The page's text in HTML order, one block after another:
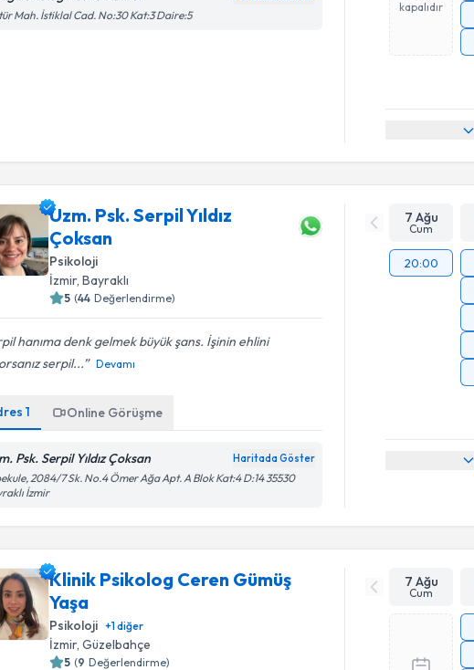
Mah. İstiklal Cad. No:30 Kat:3 Daire:5
kapalıdır
Uzm. Psk. Serpil Yıldız
Çoksan
Psikoloji
İzmir, Bayraklı
5 (44 Değerlendirme)
hanıma denk gelmek büyük şans. İşinin ehlini
serpil...
Devamı
1 Online Görüşme
Psk. Serpil Yıldız Çoksan Haritada Göster
2084/7 Sk. No.4 Ömer Ağa Apt. A Blok Kat:4 D:14 35530
İzmir
7 Ağu
Cum
20:00
Klinik Psikolog Ceren Gümüş
Yaşa
Psikoloji +1diğer
İzmir, Güzelbahçe
5 (9 Değerlendirme)
7 Ağu
Cum